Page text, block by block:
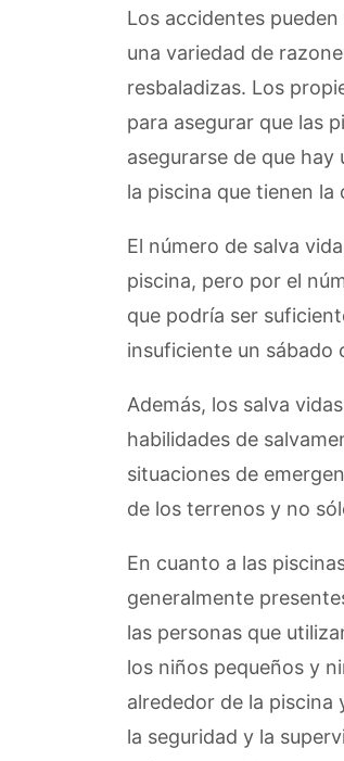
Los accidentes
una variedad de
resbaladizas. Los
para asegurar que las
asegurarse de que
la piscina que tienen
El número de salva
piscina, pero por el
que podría ser
insuficiente un sábado
Además, los salva
habilidades de
situaciones de
de los terrenos y no
En cuanto a las
generalmente
las personas que
los niños pequeños y
alrededor de la piscina
la seguridad y la